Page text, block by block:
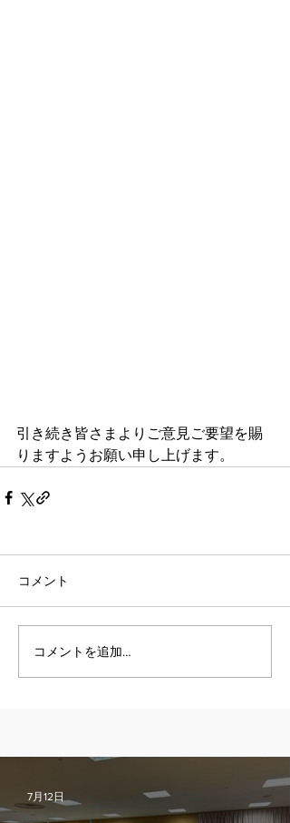
引き続き皆さまよりご意見ご要望を賜
りますようお願い申し上げます。
コメント
コメントを追加…
7月12日